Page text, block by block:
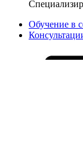
Обучение в